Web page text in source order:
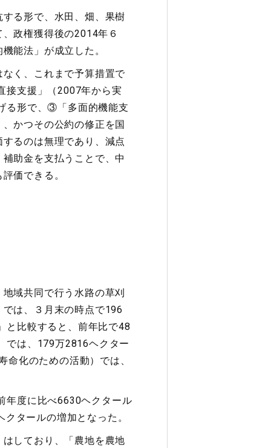
る形で、水田、畑、果樹
政権獲得後の2014年６
能法」が成立した。
く、これまで予算措置で
接支援」（2007年から実
る形で、③「多面的機能支
かつその公約の修正を国
るのは無理であり、減点
助金を支払うことで、中
価できる。
域共同で行う水路の草刈
は、３月末の時点で196
と比較すると、前年比で48
では、179万2816ヘクター
化のための活動）では、
度に比べ6630ヘクタール
タールの増加となった。
しており、「農地を農地